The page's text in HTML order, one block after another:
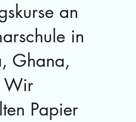
an
in
Ghana,
Wir
Papier